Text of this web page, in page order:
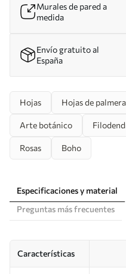
Murales de pared a
medida
Envío gratuito al
España
Hojas Hojas de palmera
Arte botánico
Rosas Boho
Especificaciones y material
Preguntas más frecuentes
Características